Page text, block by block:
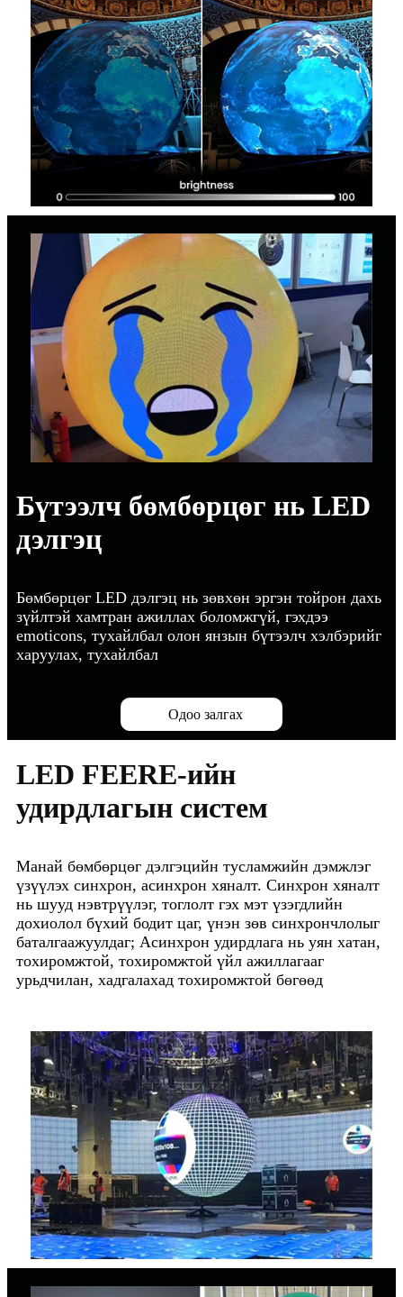
Бүтээлч бөмбөрцөг нь LED
дэлгэц
Бөмбөрцөг LED дэлгэц нь зөвхөн эргэн тойрон дахь
зүйлтэй хамтран ажиллах боломжгүй, гэхдээ
emoticons, тухайлбал олон янзын бүтээлч хэлбэрийг
харуулах, тухайлбал
Одоо залгах
LED FEERE-ийн
удирдлагын систем
Манай бөмбөрцөг дэлгэцийн тусламжийн дэмжлэг
үзүүлэх синхрон, асинхрон хяналт. Синхрон хяналт
нь шууд нэвтрүүлэг, тоглолт гэх мэт үзэгдлийн
дохиолол бүхий бодит цаг, үнэн зөв синхрончлолыг
баталгаажуулдаг; Асинхрон удирдлага нь уян хатан,
тохиромжтой, тохиромжтой үйл ажиллагааг
урьдчилан, хадгалахад тохиромжтой бөгөөд